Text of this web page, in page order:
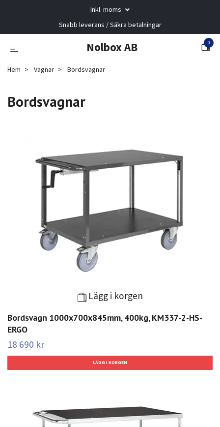
Inkl. moms
Snabb leverans / Säkra betalningar
Nolbox AB 0
Hem Vagnar Bordsvagnar
Bordsvagnar
Lägg i korgen
Bordsvagn 1000x700x845mm, 400kg, KM337-2-HS-
ERGO
18 690 kr